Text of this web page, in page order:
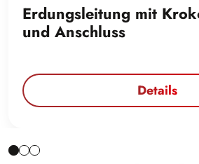
Erdungsleitung mit
und Anschluss
Details